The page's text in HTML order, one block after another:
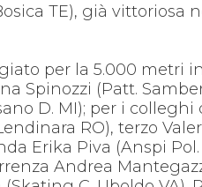
TE), già vittoriosa
per la 5.000 metri
Spinozzi (Patt.
D. MI); per i
RO), terzo
Erika Piva (Anspi Pol.
Andrea